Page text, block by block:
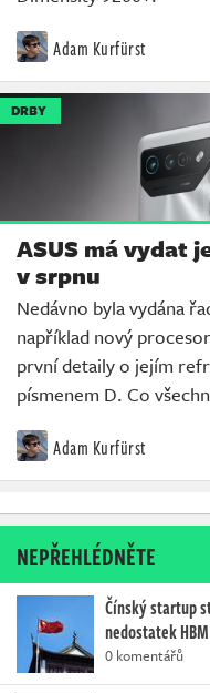
Adam Kurfürst
DRBY
ASUS má vydat
v srpnu
Nedávno byla vydána
například nový
první detaily o jejím
písmenem D. Co
Adam Kurfürst
NEPŘEHLÉDNĚTE
Čínský startup
nedostatek HBM
0 komentářů